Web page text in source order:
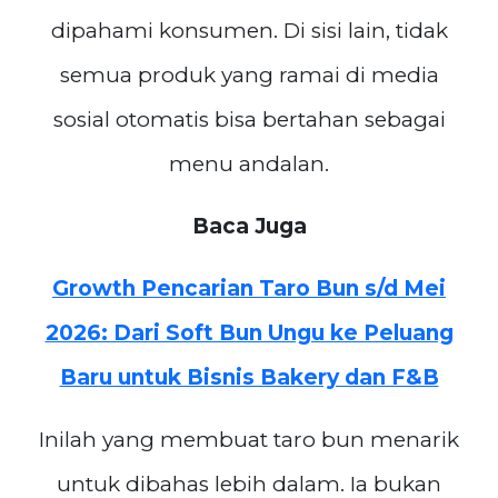
dipahami konsumen. Di sisi lain, tidak
semua produk yang ramai di media
sosial otomatis bisa bertahan sebagai
menu andalan.
Baca Juga
Growth Pencarian Taro Bun s/d Mei
2026: Dari Soft Bun Ungu ke Peluang
Baru untuk Bisnis Bakery dan F&B
Inilah yang membuat taro bun menarik
untuk dibahas lebih dalam. Ia bukan